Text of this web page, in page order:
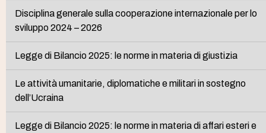
Disciplina generale sulla cooperazione internazionale per lo
sviluppo 2024 – 2026
Legge di Bilancio 2025: le norme in materia di giustizia
Le attività umanitarie, diplomatiche e militari in sostegno
dell’Ucraina
Legge di Bilancio 2025: le norme in materia di affari esteri e